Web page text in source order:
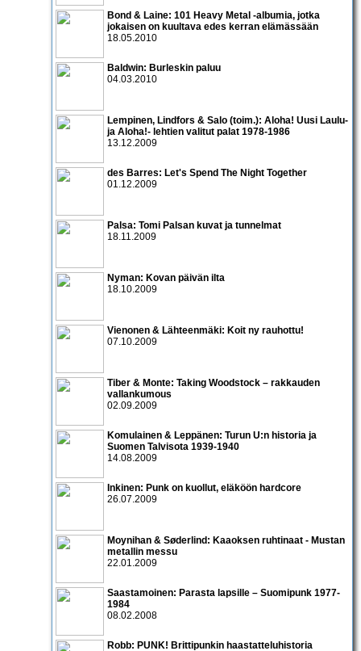
Bond & Laine: 101 Heavy Metal -albumia, jotka
jokaisen on kuultava edes kerran elämässään
18.05.2010
Baldwin: Burleskin paluu
04.03.2010
Lempinen, Lindfors & Salo (toim.): Aloha! Uusi Laulu-
ja Aloha!- lehtien valitut palat 1978-1986
13.12.2009
des Barres: Let's Spend The Night Together
01.12.2009
Palsa: Tomi Palsan kuvat ja tunnelmat
18.11.2009
Nyman: Kovan päivän ilta
18.10.2009
Vienonen & Lähteenmäki: Koit ny rauhottu!
07.10.2009
Tiber & Monte: Taking Woodstock – rakkauden
vallankumous
02.09.2009
Komulainen & Leppänen: Turun U:n historia ja
Suomen Talvisota 1939-1940
14.08.2009
Inkinen: Punk on kuollut, eläköön hardcore
26.07.2009
Moynihan & Søderlind: Kaaoksen ruhtinaat - Mustan
metallin messu
22.01.2009
Saastamoinen: Parasta lapsille – Suomipunk 1977-
1984
08.02.2008
Robb: PUNK! Brittipunkin haastatteluhistoria